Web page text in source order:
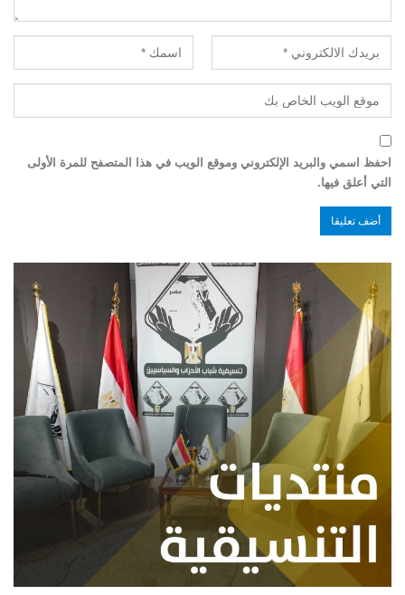
احفظ اسمي والبريد الإلكتروني وموقع الويب في هذا المتصفح للمرة الأولى
التي أعلق فيها.